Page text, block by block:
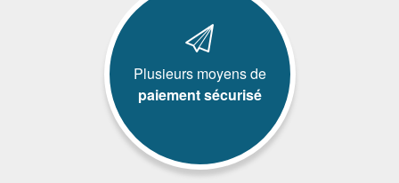
Plusieurs moyens de
paiement sécurisé